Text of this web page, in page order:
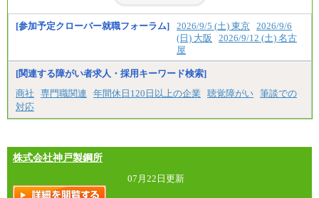
[参加予定クローバー就職フォーラム] 2026/9/5 (土) 東京 2026/9/6
(日) 大阪
2026/9/12 (土) 名古
屋
[関連する障がい者求人・採用キーワード検索]
商社
専門職関連 年間休日120日以上の企業 聴覚障がい 筆談での
対応
株式会社神戸製鋼所
07月22日更新